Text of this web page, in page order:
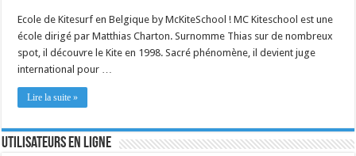
Ecole de Kitesurf en Belgique by McKiteSchool ! MC Kiteschool est une
école dirigé par Matthias Charton. Surnomme Thias sur de nombreux
spot, il découvre le Kite en 1998. Sacré phénomène, il devient juge
international pour …
Lire la suite »
Utilisateurs en ligne